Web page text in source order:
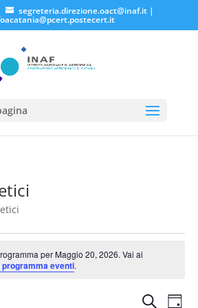
segreteria.direzione.oact@inaf.it|
per Maggio 20, 2026. Vai ai
eventi.
Eventi
Cerca